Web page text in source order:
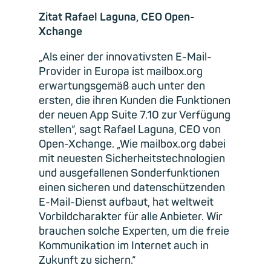
Zitat Rafael Laguna, CEO Open-
Xchange
„Als einer der innovativsten E-Mail-
Provider in Europa ist mailbox.org
erwartungsgemäß auch unter den
ersten, die ihren Kunden die Funktionen
der neuen App Suite 7.10 zur Verfügung
stellen“, sagt Rafael Laguna, CEO von
Open-Xchange. „Wie mailbox.org dabei
mit neuesten Sicherheitstechnologien
und ausgefallenen Sonderfunktionen
einen sicheren und datenschützenden
E-Mail-Dienst aufbaut, hat weltweit
Vorbildcharakter für alle Anbieter. Wir
brauchen solche Experten, um die freie
Kommunikation im Internet auch in
Zukunft zu sichern.“